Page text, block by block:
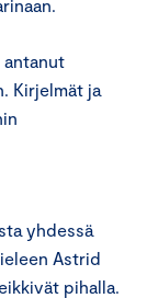
antanut
Kirjelmät ja
yhdessä
Astrid
pihalla.